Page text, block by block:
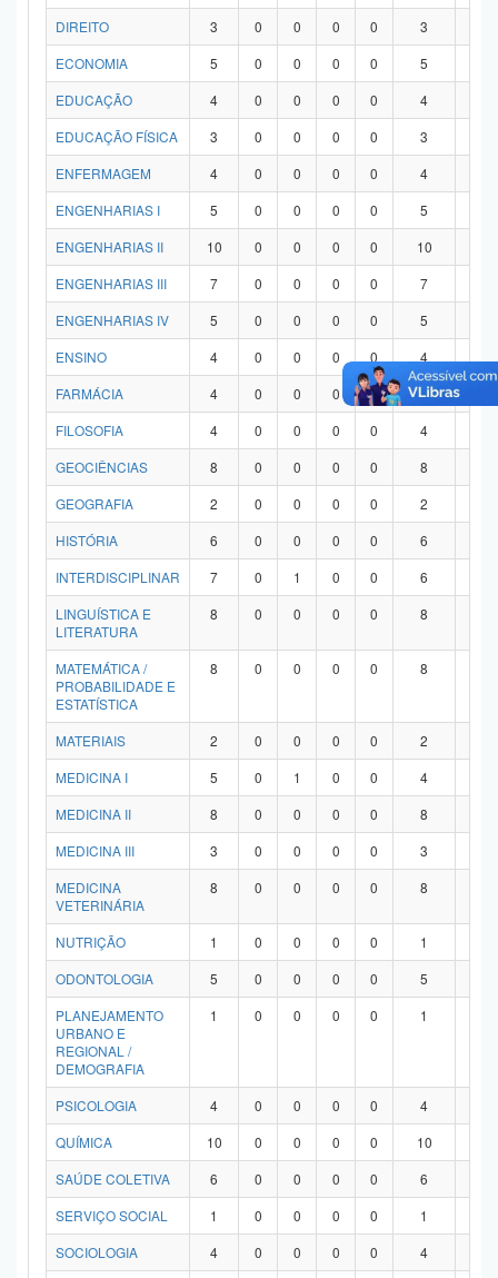
DIREITO 3 0 0 0 0 3
ECONOMIA
5 0 0 0 0 5
EDUCAÇÃO
4 0 0 0 0 4
EDUCAÇÃO FÍSICA
3 0 0 0 0 3
ENFERMAGEM
4 0 0 0 0 4
ENGENHARIAS I
5 0 0 0 0 5
ENGENHARIAS II
10 0 0 0 0 10
ENGENHARIAS III
7 0 0 0 0 7
ENGENHARIAS IV
5 0 0 0 0 5
ENSINO
4 0 0 0 0 4
FARMÁCIA
4 0 0 0 0 4
FILOSOFIA
4 0 0 0 0 4
GEOCIÊNCIAS
8 0 0 0 0 8
GEOGRAFIA
2 0 0 0 0 2
HISTÓRIA
6 0 0 0 0 6
INTERDISCIPLINAR
7 0 1 0 0 6
LINGUÍSTICA E
LITERATURA
8 0 0 0 0 8
MATEMÁTICA /
PROBABILIDADE E
ESTATÍSTICA
8 0 0 0 0 8
MATERIAIS 2 0 0 0 0 2
MEDICINA I
5 0 1 0 0 4
MEDICINA II
8 0 0 0 0 8
MEDICINA III
3 0 0 0 0 3
MEDICINA
VETERINÁRIA
8 0 0 0 0 8
NUTRIÇÃO 1 0 0 0 0 1
ODONTOLOGIA
5 0 0 0 0 5
PLANEJAMENTO
URBANO E
REGIONAL /
DEMOGRAFIA
1 0 0 0 0 1
PSICOLOGIA 4 0 0 0 0 4
QUÍMICA
10 0 0 0 0 10
SAÚDE COLETIVA
6 0 0 0 0 6
SERVIÇO SOCIAL
1 0 0 0 0 1
SOCIOLOGIA
4 0 0 0 0 4